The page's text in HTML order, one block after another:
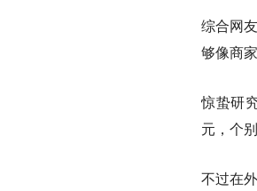
综合网
够像商
惊蛰研
元，个
不过在